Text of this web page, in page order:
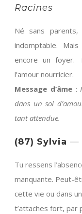
Racines
Né sans
indomptable.
encore un foyer.
l’amour nourricier.
Message d’âme:
dans un sol
tant attendue.
(87) Sylvia —
Tu ressens
manquante. Peut-
cette vie ou dans
t’attaches fort, par